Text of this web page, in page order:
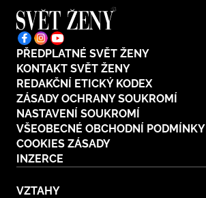
PŘEDPLATNÉ SVĚT ŽENY
KONTAKT SVĚT ŽENY
REDAKČNÍ ETICKÝ KODEX
ZÁSADY OCHRANY SOUKROMÍ
NASTAVENÍ SOUKROMÍ
VŠEOBECNÉ OBCHODNÍ PODMÍNKY
COOKIES ZÁSADY
INZERCE
VZTAHY